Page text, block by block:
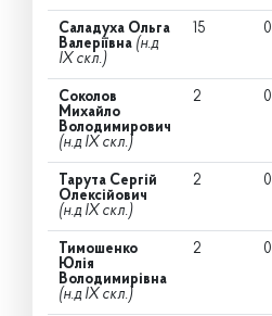
Саладуха Ольга
Валеріївна (н.д
IX скл.)
15 0
Соколов
Михайло
Володимирович
(н.д IX скл.)
2 0
Тарута Сергій
Олексійович
(н.д IX скл.)
2 0
Тимошенко
Юлія
Володимирівна
(н.д IX скл.)
2 0